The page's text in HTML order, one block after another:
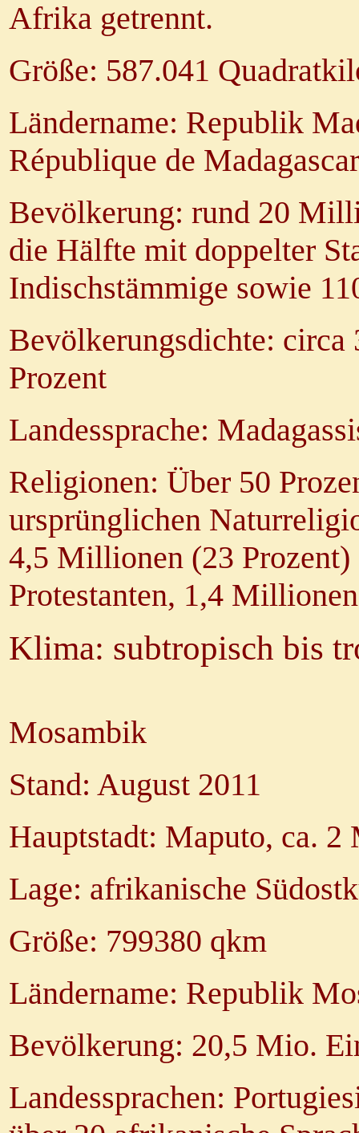
Afrika getrennt.
Größe: 587.041
Ländername: Republik
République de
Bevölkerung: rund 20
die Hälfte mit doppelter
Indischstämmige sowie
Bevölkerungsdichte: circa
Prozent
Landessprache:
Religionen: Über 50
ursprünglichen
4,5 Millionen (23
Protestanten, 1,4
Klima: subtropisch bis
Mosambik
Stand: August 2011
Hauptstadt: Maputo, ca.
Lage: afrikanische
Größe: 799380 qkm
Ländername: Republik
Bevölkerung: 20,5 Mio.
Landessprachen: